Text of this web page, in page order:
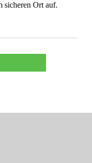
sicheren Ort auf.